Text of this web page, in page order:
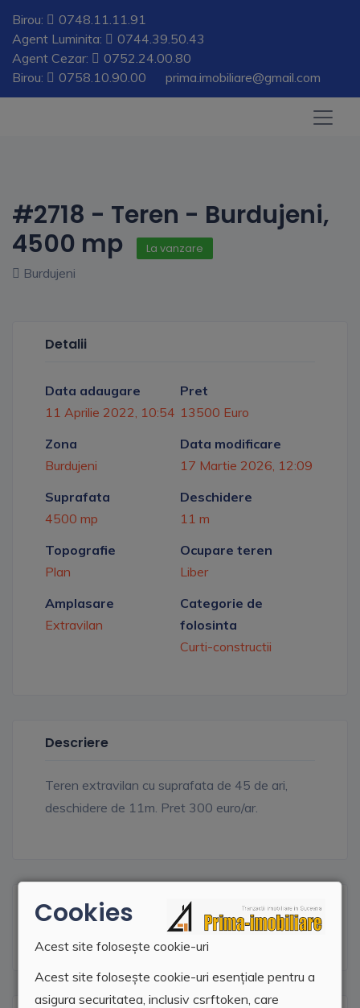
Cookies
Acest site folosește cookie-uri
Acest site folosește cookie-uri esențiale pentru a
asigura securitatea, inclusiv csrftoken, care
Birou:
0748.11.11.91
Agent Luminita:
0744.39.50.43
Agent Cezar:
0752.24.00.80
Birou:
0758.10.90.00 prima.imobiliare@gmail.com
#2718 - Teren - Burdujeni,
4500 mp
La vanzare
Burdujeni
Detalii
Data adaugare
11 Aprilie 2022, 10:54
Pret
13500 Euro
Zona
Burdujeni
Data modificare
17 Martie 2026, 12:09
Suprafata
4500 mp
Deschidere
11 m
Topografie
Plan
Ocupare teren
Liber
Amplasare
Extravilan
Categorie de
folosinta
Curti-constructii
Descriere
Teren extravilan cu suprafata de 45 de ari,
deschidere de 11m. Pret 300 euro/ar.
Facilitati